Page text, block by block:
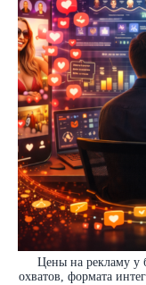
Цены на рекламу у
охватов, формата